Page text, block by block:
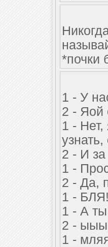
*почки
1 - У
2 - Яой
1 -
2 - И за
1 -
2 - Да,
1 -
1 - А
2 - ыыы
1 -